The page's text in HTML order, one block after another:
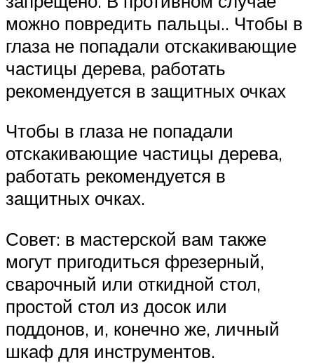
можно повредить пальцы.. Чтобы в
глаза не попадали отскакивающие
частицы дерева, работать
рекомендуется в защитных очках
Чтобы в глаза не попадали
отскакивающие частицы дерева,
работать рекомендуется в
защитных очках.
Совет: в мастерской вам также
могут пригодиться фрезерный,
сварочный или откидной стол,
простой стол из досок или
поддонов, и, конечно же, личный
шкаф для инструментов.